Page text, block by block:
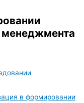
менеджмента
в формировании